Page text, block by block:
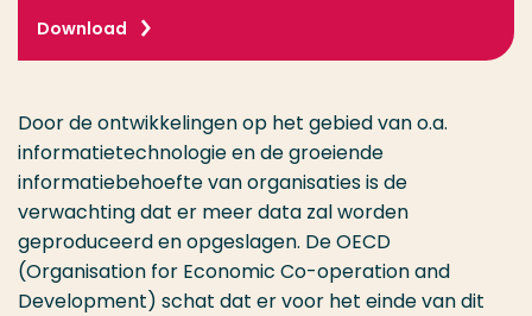
Download
Door de ontwikkelingen op het gebied van o.a.
informatietechnologie en de groeiende
informatiebehoefte van organisaties is de
verwachting dat er meer data zal worden
geproduceerd en opgeslagen. De OECD
(Organisation for Economic Co-operation and
Development) schat dat er voor het einde van dit